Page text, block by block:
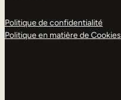
Politique de confidentialité
Politique en matière de Cookies